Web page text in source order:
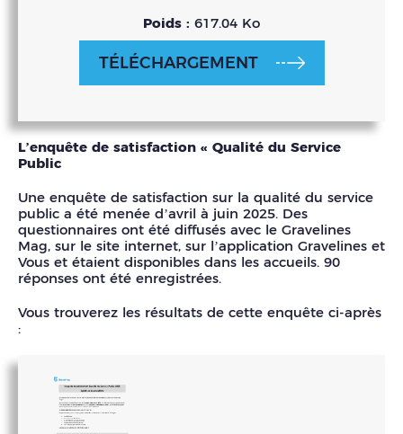
Poids : 617.04 Ko
TÉLÉCHARGEMENT
L’enquête de satisfaction « Qualité du Service
Public
Une enquête de satisfaction sur la qualité du service
public a été menée d’avril à juin 2025. Des
questionnaires ont été diffusés avec le Gravelines
Mag, sur le site internet, sur l’application Gravelines et
Vous et étaient disponibles dans les accueils. 90
réponses ont été enregistrées.
Vous trouverez les résultats de cette enquête ci-après
: